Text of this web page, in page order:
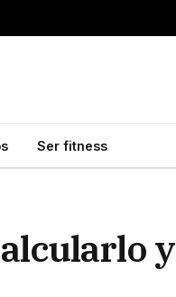
Ser fitness
y